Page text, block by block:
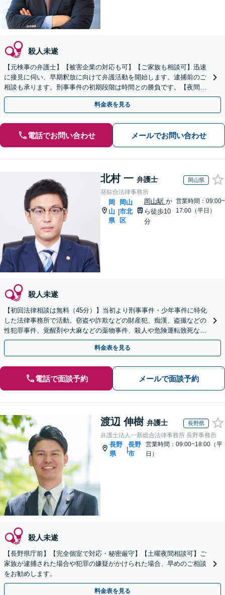
殺人未遂
【元検事の弁護士】【被害企業の対応も可】【ご家族も相談可】迅速
に接見に伺い、早期釈放に向けて弁護活動を開始します。逮捕前のご
相談も承ります。刑事事件の初期段階は時間との勝負です。【夜間・
休日対応】【完全個室】【天神駅3分】
料金表を見る
電話でお問い合わせ メールでお問い合わせ
北村 一 弁護士 岡山県
葵綜合法律事務所
岡
山
県
|
岡山
市北
区
岡山駅 か
ら徒歩10
分
営業時間：09:00~
17:00（平日）
殺人未遂
【初回法律相談は無料（45分）】当初より刑事事件・少年事件に特化
した法律事務所で活動。窃盗や詐欺などの財産犯、痴漢、盗撮などの
性犯罪事件、覚醒剤や大麻などの薬物事件、殺人や危険運転致死など
の裁判員裁判事件等、豊富な実績。
料金表を見る
電話で面談予約 メールで面談予約
渡辺 伸樹 弁護士 長野県
弁護士法人一新総合法律事務所 長野事務所
長野
県
|
長野
市
営業時間：09:00~18:00（平
日）
殺人未遂
【長野県庁前】【完全個室で対応・秘密厳守】【土曜夜間相談可】ご
家族が逮捕された場合や犯罪の嫌疑がかけられた場合、早めのご相談
をお勧めします。
料金表を見る